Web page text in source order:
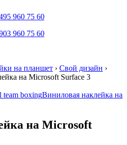
960 75 60
960 75 60
на планшет › Свой дизайн ›
на Microsoft Surface 3
team boxingВиниловая наклейка на
на Microsoft